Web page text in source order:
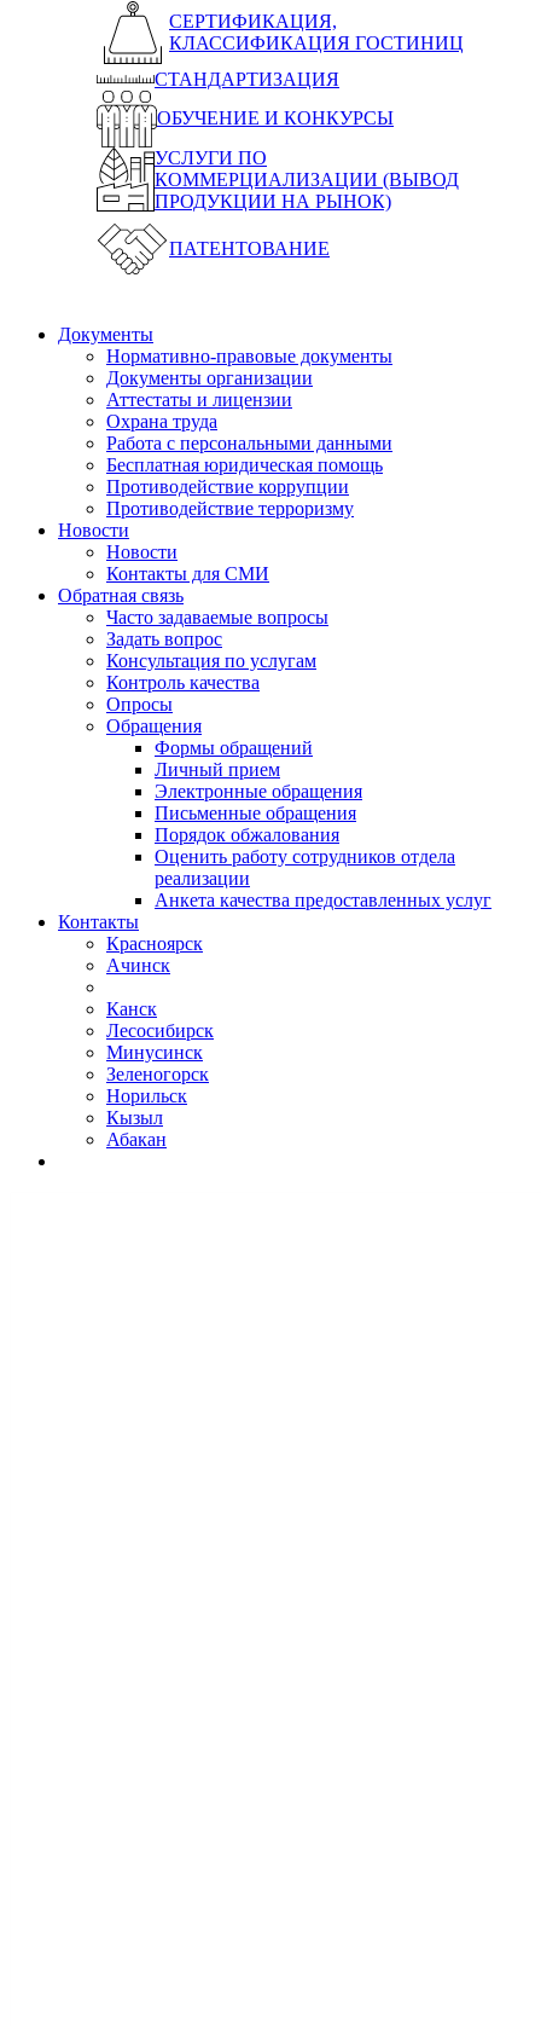
СЕРТИФИКАЦИЯ,
КЛАССИФИКАЦИЯ ГОСТИНИЦ
СТАНДАРТИЗАЦИЯ
ОБУЧЕНИЕ И КОНКУРСЫ
УСЛУГИ ПО
КОММЕРЦИАЛИЗАЦИИ (ВЫВОД
ПРОДУКЦИИ НА РЫНОК)
ПАТЕНТОВАНИЕ
Документы
Нормативно-правовые документы
Документы организации
Аттестаты и лицензии
Охрана труда
Работа с персональными данными
Бесплатная юридическая помощь
Противодействие коррупции
Противодействие терроризму
Новости
Новости
Контакты для СМИ
Обратная связь
Часто задаваемые вопросы
Задать вопрос
Консультация по услугам
Контроль качества
Опросы
Обращения
Формы обращений
Личный прием
Электронные обращения
Письменные обращения
Порядок обжалования
Оценить работу сотрудников отдела
реализации
Анкета качества предоставленных услуг
Контакты
Красноярск
Ачинск
Канск
Лесосибирск
Минусинск
Зеленогорск
Норильск
Кызыл
Абакан